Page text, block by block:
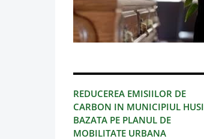
REDUCEREA EMISIILOR DE
CARBON IN MUNICIPIUL HUSI
BAZATA PE PLANUL DE
MOBILITATE URBANA